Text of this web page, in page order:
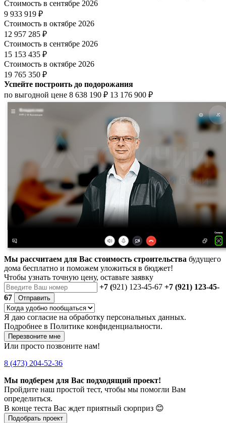
Стоимость в сентябре 2026
9 933 919 ₽
Стоимость в октябре 2026
12 957 285 ₽
Стоимость в сентябре 2026
15 153 435 ₽
Стоимость в октябре 2026
19 765 350 ₽
Успейте построить до подорожания
по выгодной цене 8 638 190 ₽ 13 176 900 ₽
Мы рассчитаем для Вас стоимость строительства будущего
дома бесплатно и поможем уложиться в бюджет!
Чтобы узнать точную цену, оставьте заявку
+7 (921) 123-45-67 +7 (921) 123-45-
67
Отправить
Я даю согласие на обработку персональных данных.
Подробнее в Политике конфиденциальности.
Перезвоните мне
Или просто позвоните нам!
8 (473) 204-52-36
Мы подберем для Вас подходящий проект!
Пройдите наш простой тест, чтобы мы помогли Вам
определиться.
В конце теста Вас ждет приятный сюрприз 😊
Подобрать проект